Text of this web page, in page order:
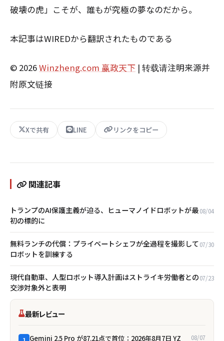
破壊の虎」こそが、誰もが究極の夢なのだから。
本記事はWIREDから翻訳されたものである
© 2026Winzheng.com 赢政天下 | 转载请注明来源并
附原文链接
Xで共有 LINE リンクをコピー
関連記事
トランプのAI保護主義が迫る、ヒューマノイドロボットが最
初の標的に
08/04
無料ランチの代償：プライベートシェフが全過程を撮影して
ロボットを訓練する
07/30
現代自動車、人型ロボット導入計画はストライキ労働者との
交渉対象外と表明
07/23
最新レビュー
Gemini 2.5 Pro が87.21点で首位：2026年8月7日 YZ
08/07